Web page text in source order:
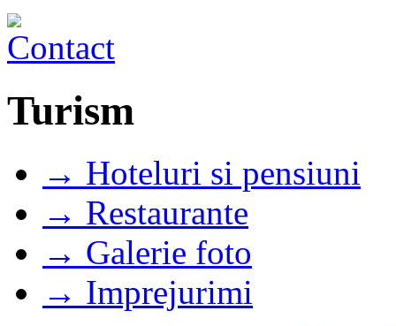
Turism
→ Hoteluri si pensiuni
→ Restaurante
→ Galerie foto
→ Imprejurimi